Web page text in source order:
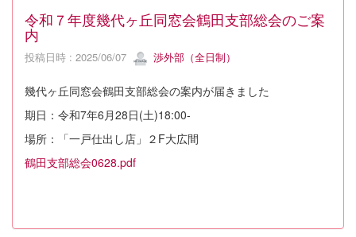
令和７年度幾代ヶ丘同窓会鶴田支部総会のご案
内
投稿日時 : 2025/06/07 渉外部（全日制）
幾代ヶ丘同窓会鶴田支部総会の案内が届きました
期日：令和7年6月28日(土)18:00-
場所：「一戸仕出し店」２F大広間
鶴田支部総会0628.pdf